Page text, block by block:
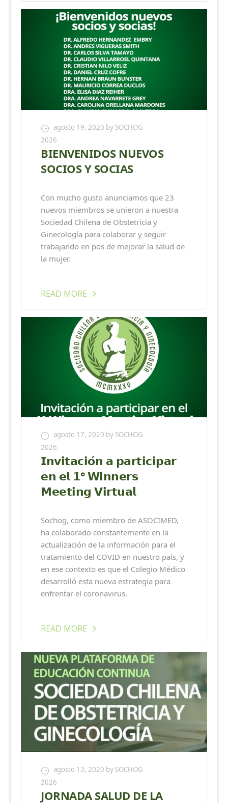
agosto 19, 2020 by SOCHOG
2026
BIENVENIDOS NUEVOS
SOCIOS Y SOCIAS
Con mucho gusto anunciamos que 23
nuevos miembros se unieron a nuestra
Sociedad Chilena de Obstetricia y
Ginecología para colaborar y seguir
trabajando en pos de mejorar la salud de
la mujer.
READ MORE
agosto 17, 2020 by SOCHOG
2026
𝗜𝗻𝘃𝗶𝘁𝗮𝗰𝗶𝗼́𝗻 𝗮 𝗽𝗮𝗿𝘁𝗶𝗰𝗶𝗽𝗮𝗿
𝗲𝗻 𝗲𝗹 𝟭° 𝗪𝗶𝗻𝗻𝗲𝗿𝘀
𝗠𝗲𝗲𝘁𝗶𝗻𝗴 𝗩𝗶𝗿𝘁𝘂𝗮𝗹
Sochog, como miembro de ASOCIMED,
ha colaborado constantemente en la
actualización de la información para el
tratamiento del COVID en nuestro país, y
en ese contexto es que el Colegio Médico
desarrolló esta nueva estrategia para
enfrentar el coronavirus.
READ MORE
agosto 13, 2020 by SOCHOG
2026
JORNADA SALUD DE LA